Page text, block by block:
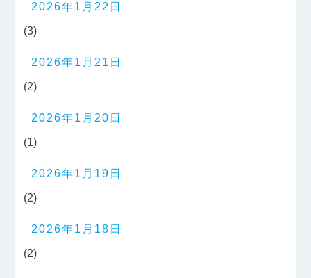
2026年1月22日
(3)
2026年1月21日
(2)
2026年1月20日
(1)
2026年1月19日
(2)
2026年1月18日
(2)